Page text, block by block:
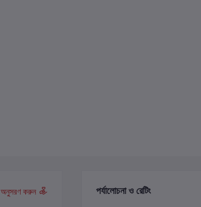
অনুসরণ করুন
পর্যালোচনা ও রেটিং